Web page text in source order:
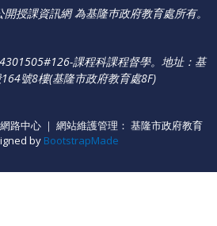
授課資訊網 為基隆巿政府教育處所有。
課程科課程督學。 地址：基
號8樓(基隆市政府教育處8F)
路中心 ｜ 網站維護管理： 基隆市政府教育
by BootstrapMade